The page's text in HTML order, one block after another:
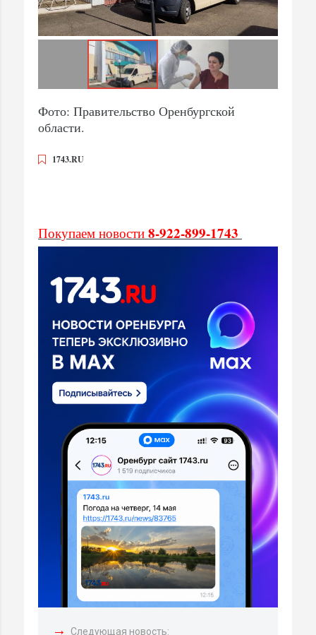
Фото: Правительство Оренбургской
области.
1743.RU
Покупаем новости 8-922-899-1743
→ Следующая новость: